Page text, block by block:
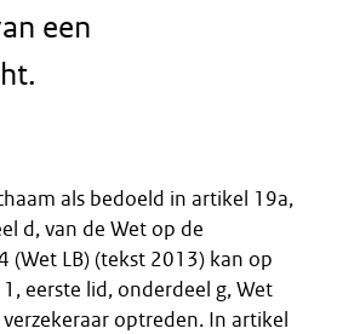
een
als bedoeld in artikel 19a,
d, van de Wet op de
(Wet LB) (tekst 2013) kan op
eerste lid, onderdeel g, Wet
optreden. In artikel